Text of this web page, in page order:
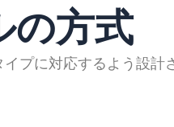
の方式
プに対応するよう設計